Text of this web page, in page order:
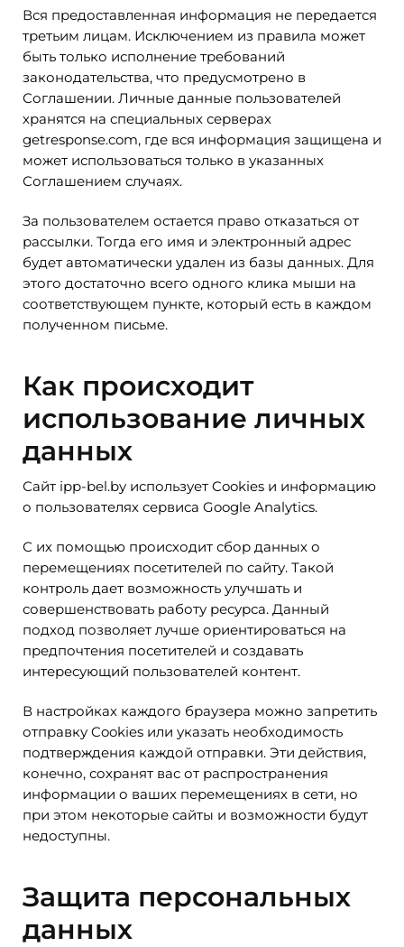
Вся предоставленная информация не передается
третьим лицам. Исключением из правила может
быть только исполнение требований
законодательства, что предусмотрено в
Соглашении. Личные данные пользователей
хранятся на специальных серверах
getresponse.com, где вся информация защищена и
может использоваться только в указанных
Соглашением случаях.
За пользователем остается право отказаться от
рассылки. Тогда его имя и электронный адрес
будет автоматически удален из базы данных. Для
этого достаточно всего одного клика мыши на
соответствующем пункте, который есть в каждом
полученном письме.
Как происходит
использование личных
данных
Сайт ipp-bel.by использует Cookies и информацию
о пользователях сервиса Google Analytics.
С их помощью происходит сбор данных о
перемещениях посетителей по сайту. Такой
контроль дает возможность улучшать и
совершенствовать работу ресурса. Данный
подход позволяет лучше ориентироваться на
предпочтения посетителей и создавать
интересующий пользователей контент.
В настройках каждого браузера можно запретить
отправку Cookies или указать необходимость
подтверждения каждой отправки. Эти действия,
конечно, сохранят вас от распространения
информации о ваших перемещениях в сети, но
при этом некоторые сайты и возможности будут
недоступны.
Защита персональных
данных